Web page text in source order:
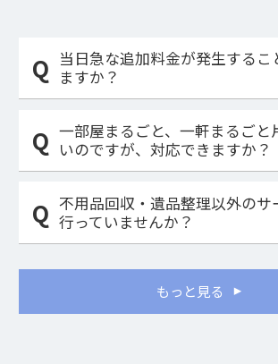
当日急な追加料金が発生するこ
ますか？
一部屋まるごと、一軒まるごと
いのですが、対応できますか？
不用品回収・遺品整理以外のサ
行っていませんか？
もっと見る